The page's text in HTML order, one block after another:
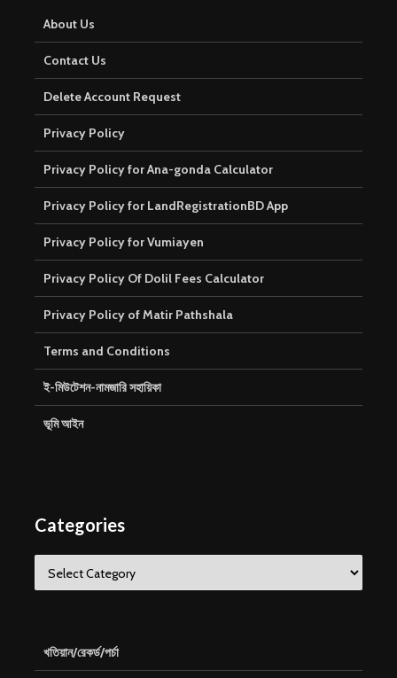
About Us
Contact Us
Delete Account Request
Privacy Policy
Privacy Policy for Ana-gonda Calculator
Privacy Policy for LandRegistrationBD App
Privacy Policy for Vumiayen
Privacy Policy Of Dolil Fees Calculator
Privacy Policy of Matir Pathshala
Terms and Conditions
ই-মিউটেশন-নামজারি সহায়িকা
ভূমি আইন
Categories
খতিয়ান/রেকর্ড/পর্চা